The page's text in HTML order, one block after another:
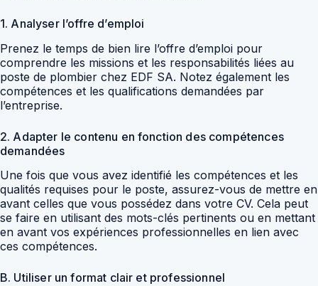
1. Analyser l’offre d’emploi
Prenez le temps de bien lire l’offre d’emploi pour
comprendre les missions et les responsabilités liées au
poste de plombier chez EDF SA. Notez également les
compétences et les qualifications demandées par
l’entreprise.
2. Adapter le contenu en fonction des compétences
demandées
Une fois que vous avez identifié les compétences et les
qualités requises pour le poste, assurez-vous de mettre en
avant celles que vous possédez dans votre CV. Cela peut
se faire en utilisant des mots-clés pertinents ou en mettant
en avant vos expériences professionnelles en lien avec
ces compétences.
B. Utiliser un format clair et professionnel